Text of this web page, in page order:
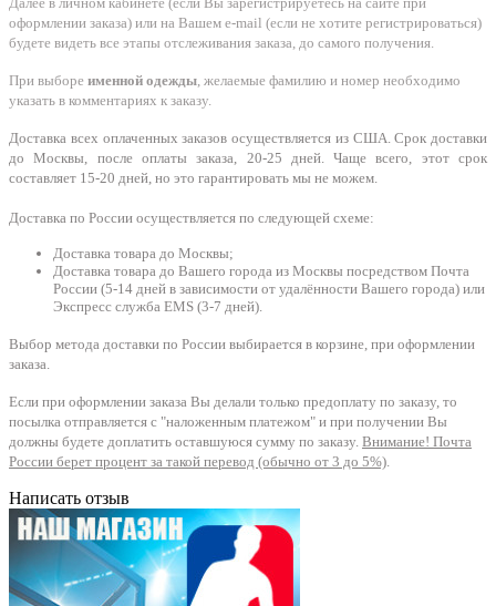
оформлении заказа) или на Вашем e-mail (если не хотите регистрироваться)
будете видеть все этапы отслеживания заказа, до самого получения.
При выборе именной одежды, желаемые фамилию и номер необходимо
указать в комментариях к заказу.
Доставка всех оплаченных заказов осуществляется из США. Срок доставки
до Москвы, после оплаты заказа, 20-25 дней. Чаще всего, этот срок
составляет 15-20 дней, но это гарантировать мы не можем.
Доставка по России осуществляется по следующей схеме:
Доставка товара до Москвы;
Доставка товара до Вашего города из Москвы посредством Почта
России (5-14 дней в зависимости от удалённости Вашего города) или
Экспресс служба EMS (3-7 дней).
Выбор метода доставки по России выбирается в корзине, при оформлении
заказа.
Если при оформлении заказа Вы делали только предоплату по заказу, то
посылка отправляется с "наложенным платежом" и при получении Вы
должны будете доплатить оставшуюся сумму по заказу. Внимание! Почта
России берет процент за такой перевод (обычно от 3 до 5%).
Написать отзыв